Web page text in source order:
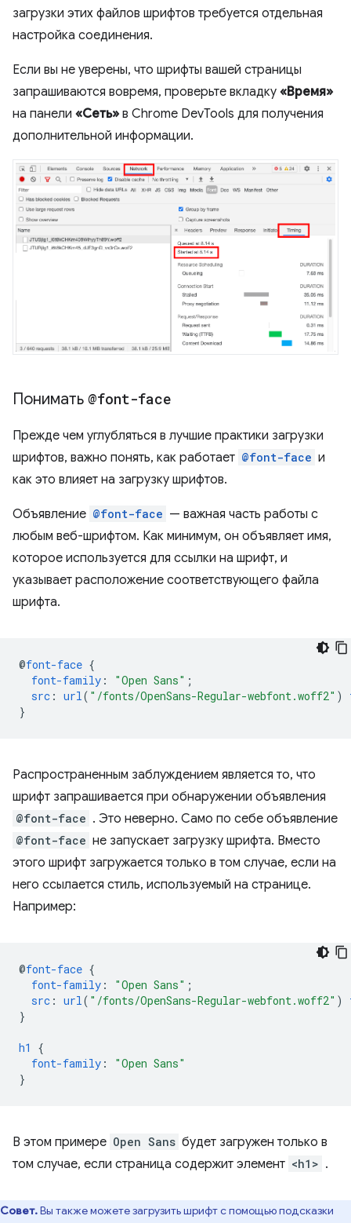
загрузки этих файлов шрифтов требуется отдельная
настройка соединения.
Если вы не уверены, что шрифты вашей страницы
запрашиваются вовремя, проверьте вкладку «Время»
на панели «Сеть» в Chrome DevTools для получения
дополнительной информации.
Понимать @font-face
Прежде чем углубляться в лучшие практики загрузки
шрифтов, важно понять, как работает @font-face и
как это влияет на загрузку шрифтов.
Объявление @font-face — важная часть работы с
любым веб-шрифтом. Как минимум, он объявляет имя,
которое используется для ссылки на шрифт, и
указывает расположение соответствующего файла
шрифта.
@font-face {
font-family : "Open Sans" ;
src : url ( "/fonts/OpenSans-Regular-webfont.woff2" )
}
Распространенным заблуждением является то, что
шрифт запрашивается при обнаружении объявления
@font-face . Это неверно. Само по себе объявление
@font-face не запускает загрузку шрифта. Вместо
этого шрифт загружается только в том случае, если на
него ссылается стиль, используемый на странице.
Например:
@font-face {
font-family : "Open Sans" ;
src : url ( "/fonts/OpenSans-Regular-webfont.woff2" )
}
h1
{
font-family :
"Open Sans"
}
В этом примере Open Sans будет загружен только в
том случае, если страница содержит элемент <h1> .
Совет.Вы также можете загрузить шрифт с помощью подсказки